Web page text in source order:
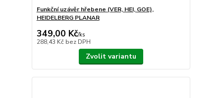
Funkční uzávěr hřebene (VER, HEI, GOE),
HEIDELBERG PLANAR
349,00 Kč/ks
288,43 Kč bez DPH
Zvolit variantu